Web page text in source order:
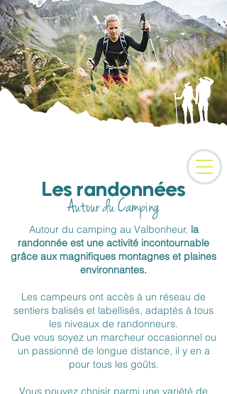
Camping 3 étoiles au
coeur des Alpes
Les randonnées
Autour du Camping
Autour du camping au Valbonheur, la
randonnée est une activité incontournable
grâce aux magnifiques montagnes et plaines
environnantes.
Les campeurs ont accès à un réseau de
sentiers balisés et labellisés, adaptés à tous
les niveaux de randonneurs.
Que vous soyez un marcheur occasionnel ou
un passionné de longue distance, il y en a
pour tous les goûts.
Vous pouvez choisir parmi une variété de